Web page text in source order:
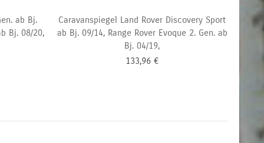
ab Bj.
Bj. 08/20,
Caravanspiegel Land Rover Discovery Sport
ab Bj. 09/14, Range Rover Evoque 2. Gen. ab
Bj. 04/19,
133,96 €